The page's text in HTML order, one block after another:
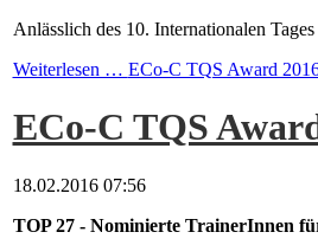
Anlässlich des 10. Internationalen
Weiterlesen … ECo-C TQS Award
ECo-C TQS
18.02.2016 07:56
TOP 27 - Nominierte TrainerInnen